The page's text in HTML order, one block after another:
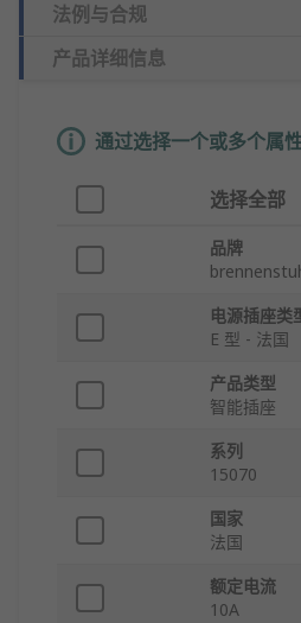
法例与合规
产品详细信息
通过选择一个或多个属
选择全部
品牌
电源插座类
E 型 - 法国
产品类型
智能插座
系列
15070
国家
法国
额定电流
10A